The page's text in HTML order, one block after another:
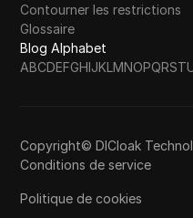
Contourner les restrictions
Glossaire
Blog Alphabet
ABCDEFGHIJKLMNOPQRST
Copyright© DICloak
Conditions de service
Politique de cookies